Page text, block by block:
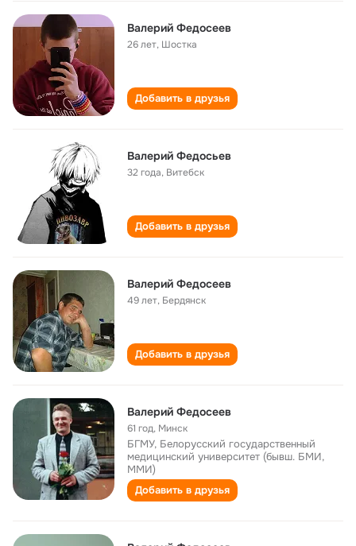
Валерий Федосеев
26 лет, Шостка
Добавить в друзья
Валерий Федосьев
32 года, Витебск
Добавить в друзья
Валерий Федосеев
49 лет, Бердянск
Добавить в друзья
Валерий Федосеев
61 год, Минск
БГМУ, Белорусский государственный
медицинский университет (бывш. БМИ,
ММИ)
Добавить в друзья